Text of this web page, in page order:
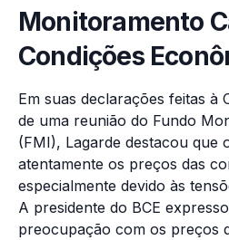
Monitoramento
Condições
Em suas declarações feitas à
de uma reunião do Fundo
(FMI), Lagarde destacou que
atentamente os preços das
especialmente devido às
A presidente do BCE
preocupação com os preços